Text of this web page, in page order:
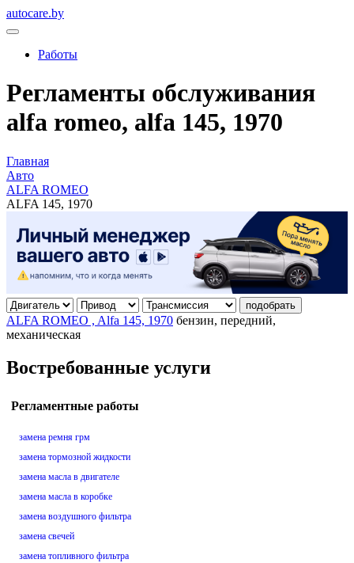
autocare.by
Работы
Регламенты обслуживания
alfa romeo, alfa 145, 1970
Главная
Авто
ALFA ROMEO
ALFA 145, 1970
подобрать
ALFA ROMEO , Alfa 145, 1970 бензин, передний,
механическая
Востребованные услуги
Регламентные работы
замена ремня грм
замена тормозной жидкости
замена масла в двигателе
замена масла в коробке
замена воздушного фильтра
замена свечей
замена топливного фильтра